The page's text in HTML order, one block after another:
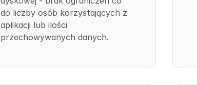
do liczby osób korzystających z
aplikacji lub ilości
przechowywanych danych.